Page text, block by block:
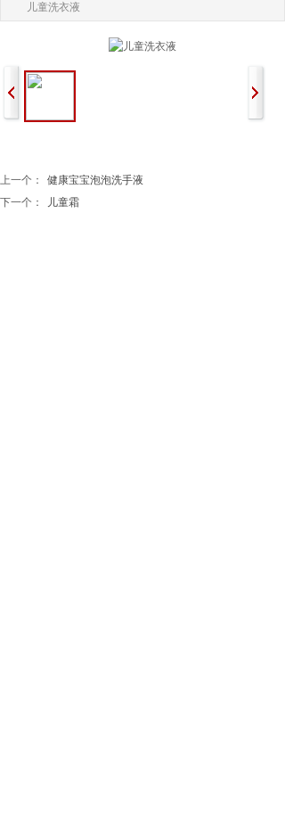
儿童洗衣液
上一个：
健康宝宝泡泡洗手液
下一个：
儿童霜